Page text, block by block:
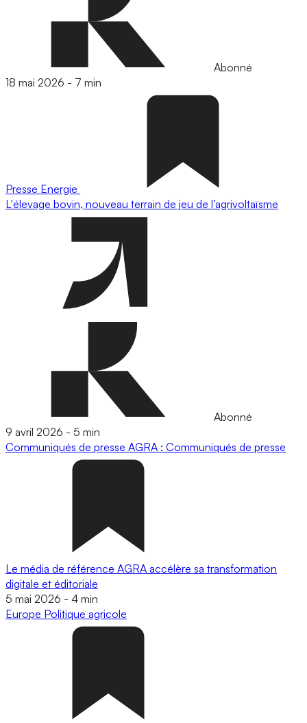
Abonné
18 mai 2026 - 7 min
Presse Energie
L'élevage bovin, nouveau terrain de jeu de l’agrivoltaïsme
Abonné
9 avril 2026 - 5 min
Communiqués de presse AGRA : Communiqués de presse
Le média de référence AGRA accélère sa transformation
digitale et éditoriale
5 mai 2026 - 4 min
Europe Politique agricole